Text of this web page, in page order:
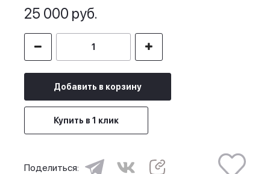
25 000 руб.
Добавить в корзину
Купить в 1 клик
Поделиться: